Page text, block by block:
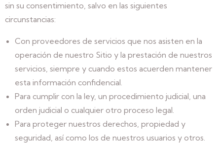
sin su consentimiento, salvo en las siguientes
circunstancias:
Con proveedores de servicios que nos asisten en la
operación de nuestro Sitio y la prestación de nuestros
servicios, siempre y cuando estos acuerden mantener
esta información confidencial.
Para cumplir con la ley, un procedimiento judicial, una
orden judicial o cualquier otro proceso legal.
Para proteger nuestros derechos, propiedad y
seguridad, así como los de nuestros usuarios y otros.